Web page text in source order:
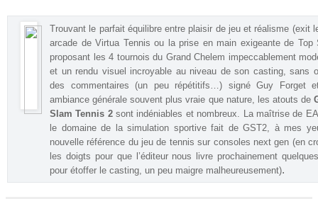
Trouvant le parfait équilibre entre plaisir de jeu et réalisme (exit
arcade de Virtua Tennis ou la prise en main exigeante de Top
proposant les 4 tournois du Grand Chelem impeccablement
et un rendu visuel incroyable au niveau de son casting, sans
des commentaires (un peu répétitifs…) signé Guy Forget
ambiance générale souvent plus vraie que nature, les atouts de
Slam Tennis 2sont indéniables et nombreux. La maîtrise de
le domaine de la simulation sportive fait de GST2, à mes
nouvelle référence du jeu de tennis sur consoles next gen (en
les doigts pour que l’éditeur nous livre prochainement
pour étoffer le casting, un peu maigre malheureusement).